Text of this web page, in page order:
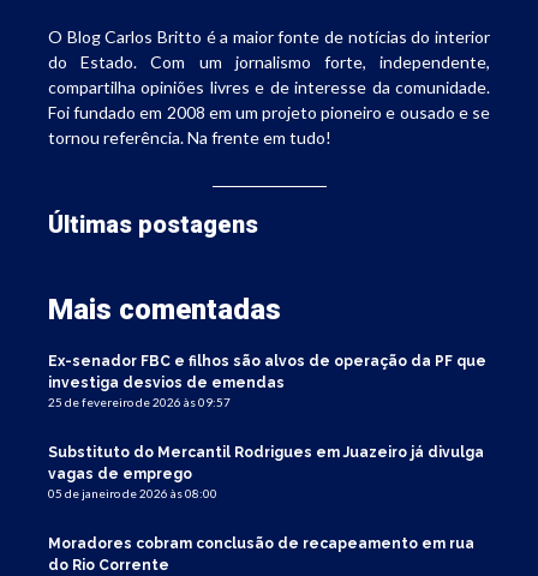
O Blog Carlos Britto é a maior fonte de notícias do interior
do Estado. Com um jornalismo forte, independente,
compartilha opiniões livres e de interesse da comunidade.
Foi fundado em 2008 em um projeto pioneiro e ousado e se
tornou referência. Na frente em tudo!
Últimas postagens
Mais comentadas
Ex-senador FBC e filhos são alvos de operação da PF que
investiga desvios de emendas
25 de fevereiro de 2026 às 09:57
Substituto do Mercantil Rodrigues em Juazeiro já divulga
vagas de emprego
05 de janeiro de 2026 às 08:00
Moradores cobram conclusão de recapeamento em rua
do Rio Corrente